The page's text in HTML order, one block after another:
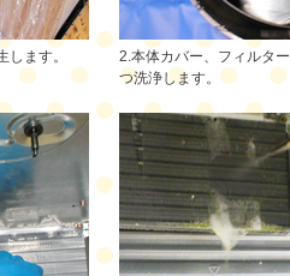
ます。
2.本体カバー、フィルタ
つ洗浄します。